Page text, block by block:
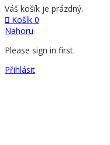
Váš košík je prázdný.
Košík 0
Nahoru
Please sign in first.
Přihlásit